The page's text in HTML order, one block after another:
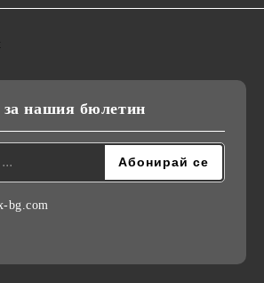
за нашия бюлетин
bg.com